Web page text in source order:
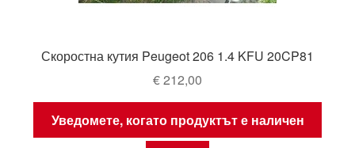
Скоростна кутия Peugeot 206 1.4 KFU 20CP81
€212,00
Уведомете, когато продуктът е наличен